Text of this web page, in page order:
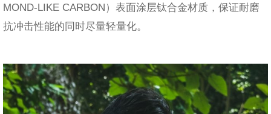
MOND-LIKE CARBON）表面涂层钛合金材质，保证耐磨
抗冲击性能的同时尽量轻量化。